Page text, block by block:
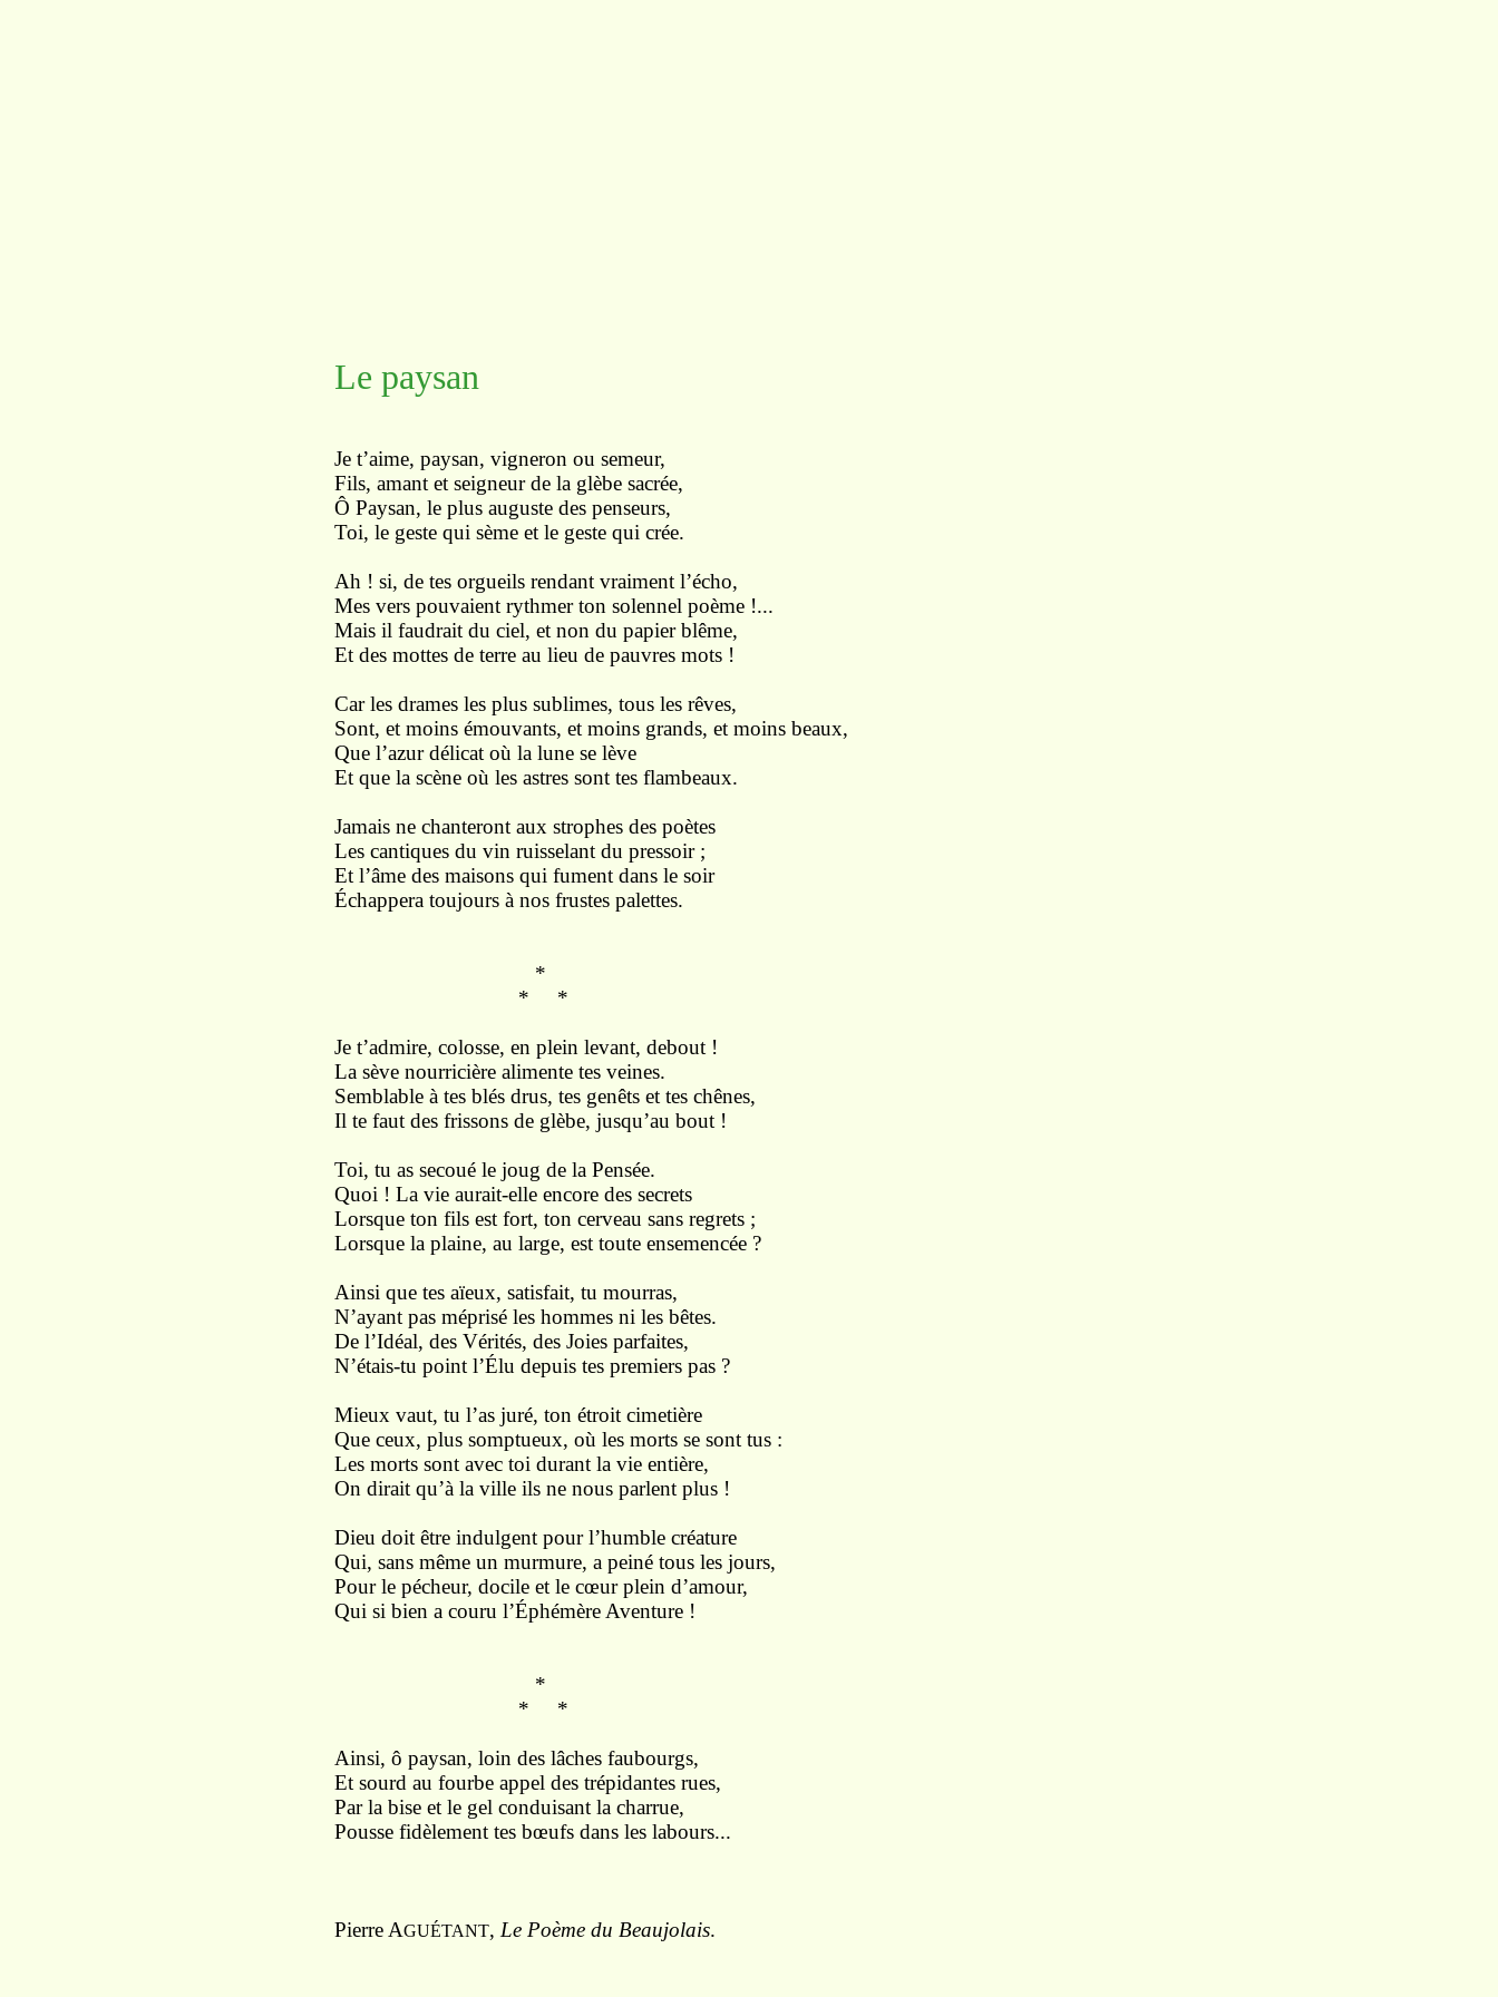
Le paysan
Je t’aime, paysan, vigneron ou semeur,
Fils, amant et seigneur de la glèbe sacrée,
Ô Paysan, le plus auguste des penseurs,
Toi, le geste qui sème et le geste qui crée.
Ah ! si, de tes orgueils rendant vraiment l’écho,
Mes vers pouvaient rythmer ton solennel poème !...
Mais il faudrait du ciel, et non du papier blême,
Et des mottes de terre au lieu de pauvres mots !
Car les drames les plus sublimes, tous les rêves,
Sont, et moins émouvants, et moins grands, et moins beaux,
Que l’azur délicat où la lune se lève
Et que la scène où les astres sont tes flambeaux.
Jamais ne chanteront aux strophes des poètes
Les cantiques du vin ruisselant du pressoir ;
Et l’âme des maisons qui fument dans le soir
Échappera toujours à nos frustes palettes.
*
* *
Je t’admire, colosse, en plein levant, debout !
La sève nourricière alimente tes veines.
Semblable à tes blés drus, tes genêts et tes chênes,
Il te faut des frissons de glèbe, jusqu’au bout !
Toi, tu as secoué le joug de la Pensée.
Quoi ! La vie aurait-elle encore des secrets
Lorsque ton fils est fort, ton cerveau sans regrets ;
Lorsque la plaine, au large, est toute ensemencée ?
Ainsi que tes aïeux, satisfait, tu mourras,
N’ayant pas méprisé les hommes ni les bêtes.
De l’Idéal, des Vérités, des Joies parfaites,
N’étais-tu point l’Élu depuis tes premiers pas ?
Mieux vaut, tu l’as juré, ton étroit cimetière
Que ceux, plus somptueux, où les morts se sont tus :
Les morts sont avec toi durant la vie entière,
On dirait qu’à la ville ils ne nous parlent plus !
Dieu doit être indulgent pour l’humble créature
Qui, sans même un murmure, a peiné tous les jours,
Pour le pécheur, docile et le cœur plein d’amour,
Qui si bien a couru l’Éphémère Aventure !
*
* *
Ainsi, ô paysan, loin des lâches faubourgs,
Et sourd au fourbe appel des trépidantes rues,
Par la bise et le gel conduisant la charrue,
Pousse fidèlement tes bœufs dans les labours...
Pierre AGUÉTANT, Le Poème du Beaujolais.